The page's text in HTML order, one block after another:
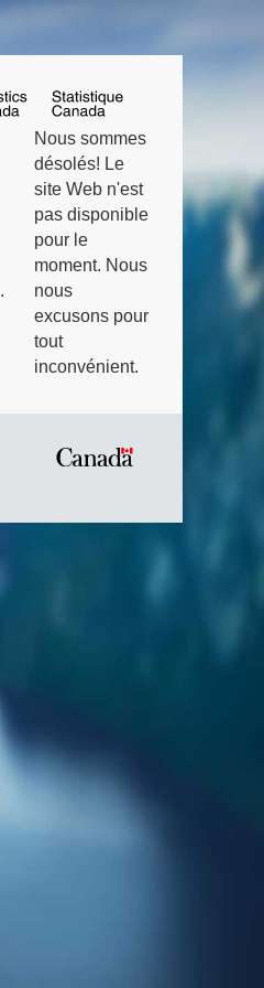
Statistique
Canada
Nous sommes
désolés! Le
site Web n'est
pas disponible
pour le
moment. Nous
nous
excusons pour
tout
inconvénient.